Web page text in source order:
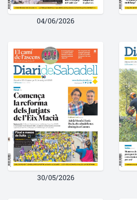
04/06/2026
30/05/2026